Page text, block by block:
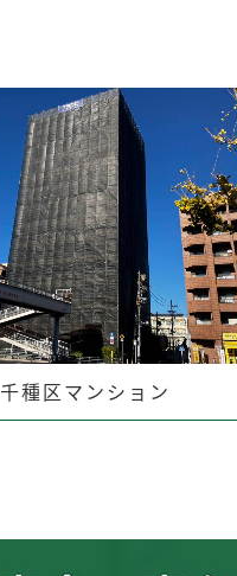
千種区マンション